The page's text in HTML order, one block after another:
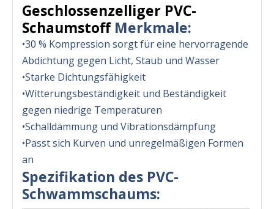
Geschlossenzelliger PVC-
Schaumstoff Merkmale:
•30 % Kompression sorgt für eine hervorragende
Abdichtung gegen Licht, Staub und Wasser
•Starke Dichtungsfähigkeit
•Witterungsbeständigkeit und Beständigkeit
gegen niedrige Temperaturen
•Schalldämmung und Vibrationsdämpfung
•Passt sich Kurven und unregelmäßigen Formen
an
Spezifikation des PVC-
Schwammschaums: